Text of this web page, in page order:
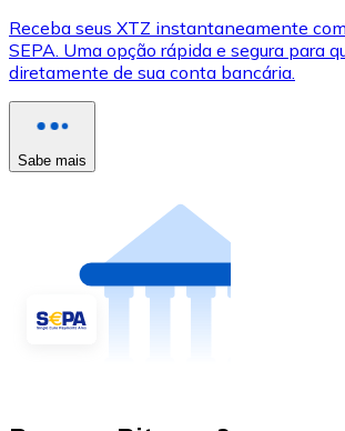
Receba seus XTZ instantaneamente
SEPA. Uma opção rápida e segura para
diretamente de sua conta bancária.
Sabe mais